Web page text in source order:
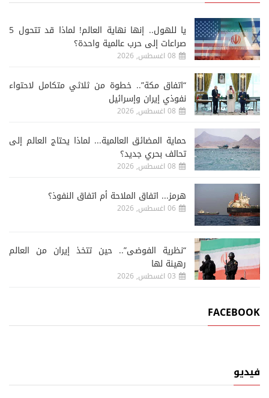
يا للهول.. إنها نهاية العالم! لماذا قد تتحول 5
صراعات إلى حرب عالمية واحدة؟
08 اغسطس, 2026
“اتفاق مكة”.. خطوة من ثلاثي متكامل لاحتواء
نفوذي إيران وإسرائيل
08 اغسطس, 2026
حماية المضائق العالمية... لماذا يحتاج العالم إلى
تحالف بحري جديد؟
08 اغسطس, 2026
هرمز... اتفاق الملاحة أم اتفاق النفوذ؟
06 اغسطس, 2026
“نظرية الفوضى”.. حين تتخذ إيران من العالم
رهينة لها
03 اغسطس, 2026
FACEBOOK
فيديو